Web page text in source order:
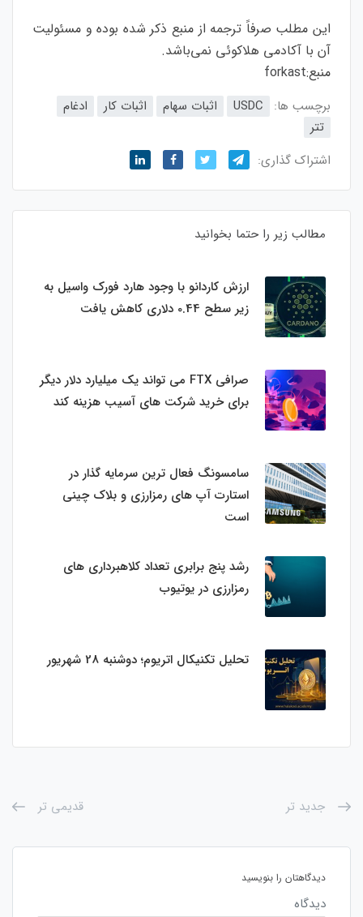
این مطلب صرفاً ترجمه از منبع ذکر شده بوده و مسئولیت
آن با آکادمی هلاکوئی نمی‌باشد.
منبع:forkast
برچسب ها: USDC اثبات سهام اثبات کار
ادغام
تتر
اشتراک گذاری:
مطالب زیر را حتما بخوانید
ارزش کاردانو با وجود هارد فورک واسیل به
زیر سطح 0.44 دلاری کاهش یافت
صرافی FTX می تواند یک میلیارد دلار دیگر
برای خرید شرکت های آسیب هزینه کند
سامسونگ فعال‌ ترین سرمایه‌ گذار در
استارت‌ آپ‌ های رمزارزی و بلاک چینی
است
رشد پنج برابری تعداد کلاهبرداری های
رمزارزی در یوتیوب
تحلیل تکنیکال اتریوم؛ دوشنبه 28 شهریور
جدید تر قدیمی تر
دیدگاهتان را بنویسید
دیدگاه